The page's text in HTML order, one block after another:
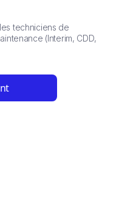
techniciens de
(Interim, CDD,